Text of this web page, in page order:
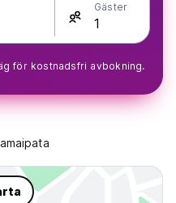
Gäster
för kostnadsfri avbokning.